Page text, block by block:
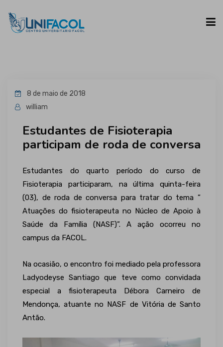
CURSOS
ESPAÇO DO ALUNO
CONTATO
8 de maio de 2018
william
Estudantes de Fisioterapia
participam de roda de conversa
Estudantes do quarto período do curso de
Fisioterapia participaram, na última quinta-feira
(03), de roda de conversa para tratar do tema ”
Atuações do fisioterapeuta no Núcleo de Apoio à
Saúde da Família (NASF)”. A ação ocorreu no
campus da FACOL.
Na ocasião, o encontro foi mediado pela professora
Ladyodeyse Santiago que teve como convidada
especial a fisioterapeuta Débora Carneiro de
Mendonça, atuante no NASF de Vitória de Santo
Antão.